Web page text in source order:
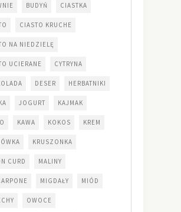
BUDYŃ CIASTKA
CIASTO KRUCHE
NA NIEDZIELĘ
UCIERANE CYTRYNA
DESER HERBATNIKI
JOGURT KAJMAK
KAWA KOKOS KREM
KRUSZONKA
CURD MALINY
MIGDAŁY MIÓD
OWOCE